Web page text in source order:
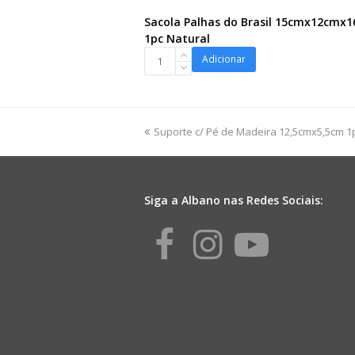
Sacola Palhas do Brasil
1pc Natural
1pc
Natural
Adicionar
previous
Suporte c/ Pé de Madeira 12,5cmx5,5cm
Siga a Albano nas Redes Sociais:
Facebook